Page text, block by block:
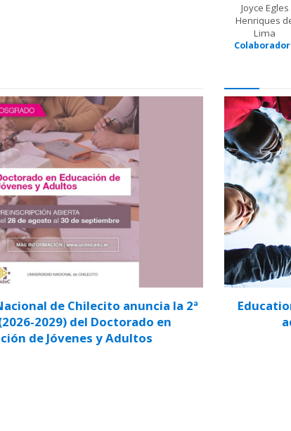
Joyce Egles
Henriques
Lima
de Chilecito anuncia la 2ª
2029) del Doctorado en
de Jóvenes y Adultos